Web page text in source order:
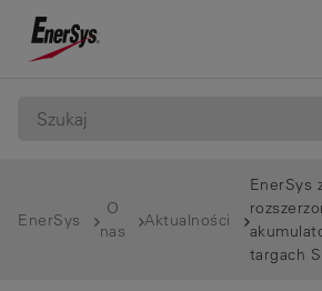
EnerSys
O
nas
Aktualności
EnerSys
targach